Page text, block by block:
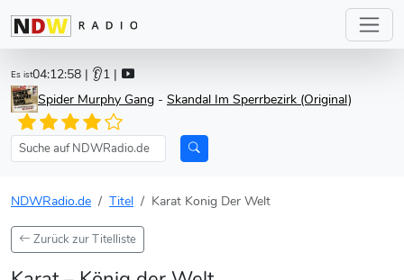
Es ist04:12:58 | 👂1 |
Spider Murphy Gang - Skandal Im Sperrbezirk (Original)
NDWRadio.de Titel Karat Konig Der Welt
Zurück zur Titelliste